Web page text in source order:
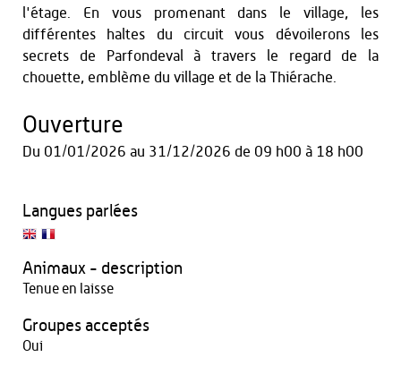
l'étage. En vous promenant dans le village, les
différentes haltes du circuit vous dévoilerons les
secrets de Parfondeval à travers le regard de la
chouette, emblème du village et de la Thiérache.
Ouverture
Du 01/01/2026 au 31/12/2026 de 09 h00 à 18 h00
Langues parlées
Animaux - description
Tenue en laisse
Groupes acceptés
Oui